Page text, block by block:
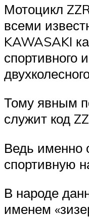
Мотоцикл
всеми
KAWASAKI
спортивного
Тому явным
служит код
Ведь именно
спортивную
В народе
именем